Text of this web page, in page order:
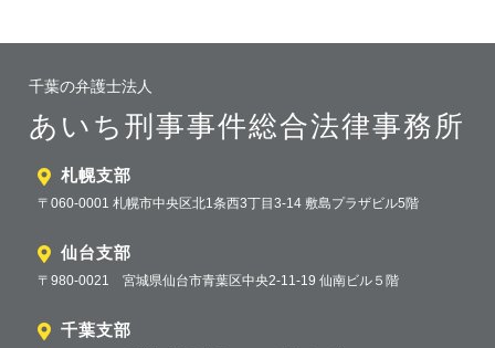
千葉の弁護士法人
あいち刑事事件総合法律事務所
札幌支部
〒060-0001 札幌市中央区北1条西3丁目3-14 敷島プラザビル5階
仙台支部
〒980-0021 宮城県仙台市青葉区中央2-11-19 仙南ビル５階
千葉支部